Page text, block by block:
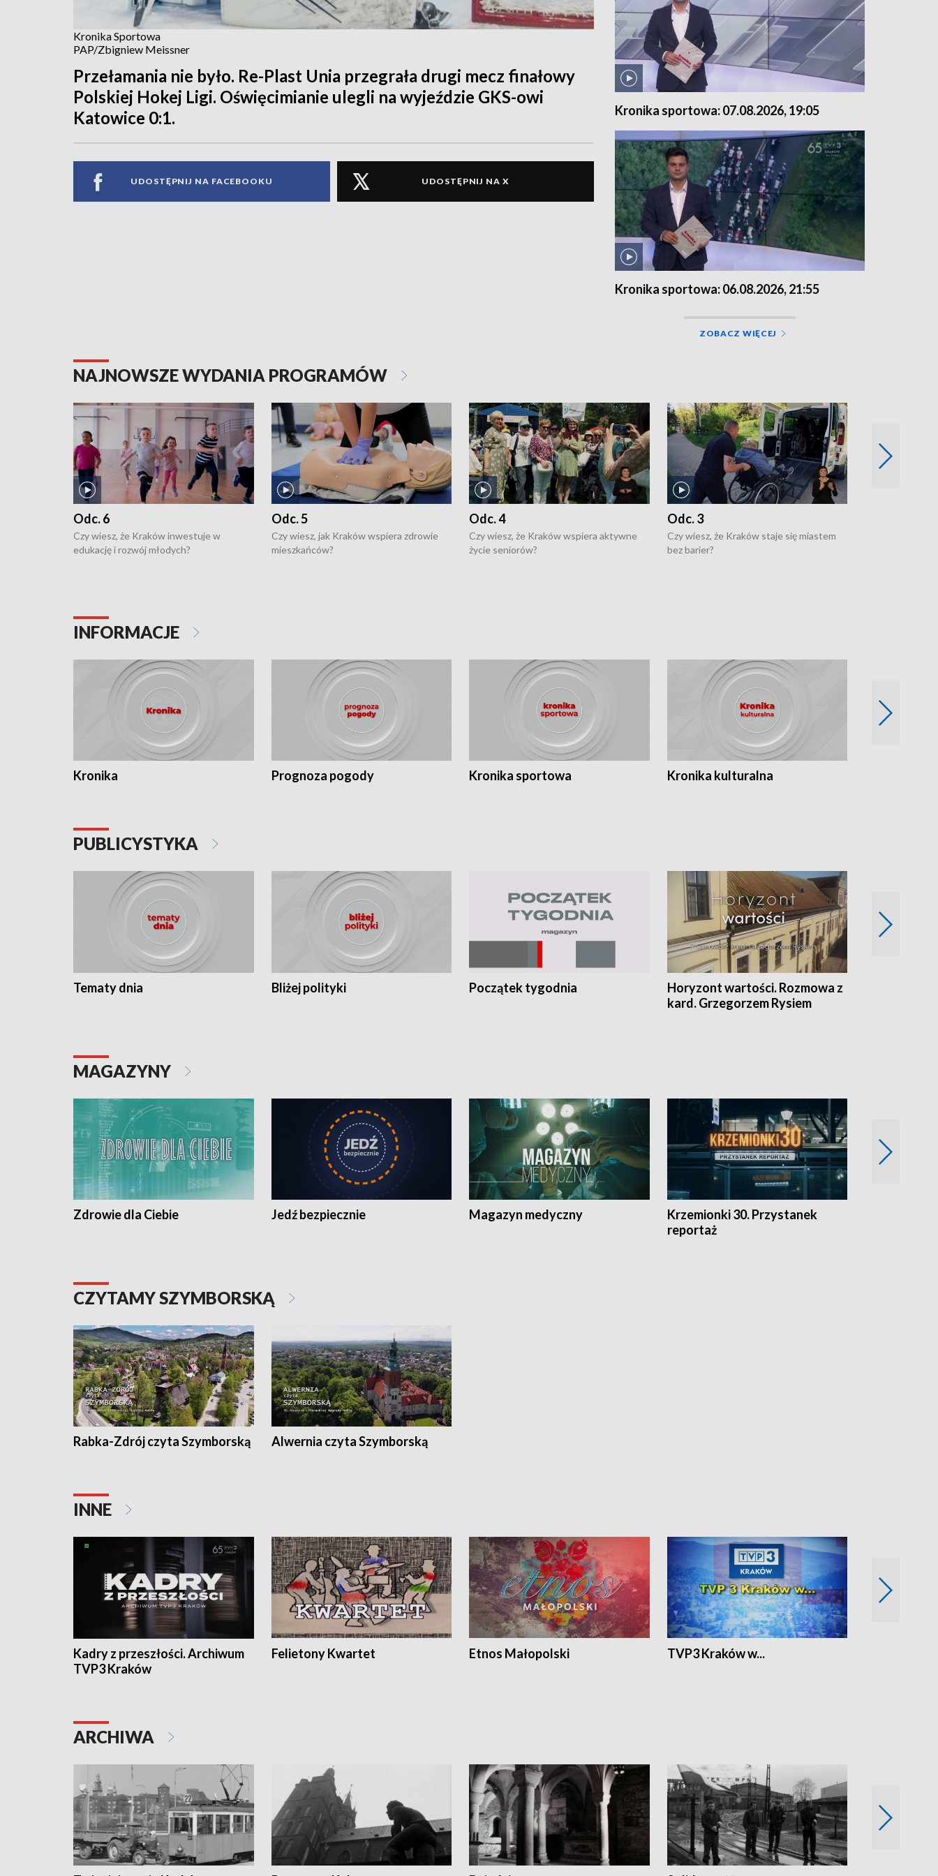
Kronika Sportowa
PAP/Zbigniew Meissner
Przełamania nie było. Re-Plast Unia przegrała drugi mecz finałowy
Polskiej Hokej Ligi. Oświęcimianie ulegli na wyjeździe GKS-owi
Katowice 0:1.
UDOSTĘPNIJ NA FACEBOOKU UDOSTĘPNIJ NA X
Kronika sportowa: 07.08.2026, 19:05
Kronika sportowa: 06.08.2026, 21:55
ZOBACZ WIĘCEJ
NAJNOWSZE WYDANIA PROGRAMÓW
Odc. 6
Czy wiesz, że Kraków inwestuje w
edukację i rozwój młodych?
Odc. 5
Czy wiesz, jak Kraków wspiera zdrowie
mieszkańców?
Odc. 4
Czy wiesz, że Kraków wspiera aktywne
życie seniorów?
Odc. 3
Czy wiesz, że Kraków staje się miastem
bez barier?
INFORMACJE
Kronika Prognoza pogody Kronika sportowa Kronika kulturalna
PUBLICYSTYKA
Tematy dnia Bliżej polityki Początek tygodnia
Horyzont wartości. Rozmowa z
kard. Grzegorzem Rysiem
MAGAZYNY
Zdrowie dla Ciebie Jedź bezpiecznie Magazyn medyczny
Krzemionki 30. Przystanek
reportaż
CZYTAMY SZYMBORSKĄ
Rabka-Zdrój czyta Szymborską Alwernia czyta Szymborską
INNE
Kadry z przeszłości. Archiwum
TVP3 Kraków
Felietony Kwartet Etnos Małopolski TVP3 Kraków w...
ARCHIWA